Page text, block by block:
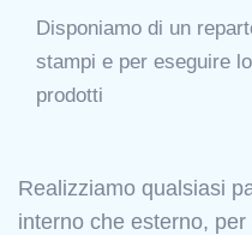
Disponiamo di un
stampi e per eseguire
prodotti
Realizziamo qualsiasi
interno che esterno,